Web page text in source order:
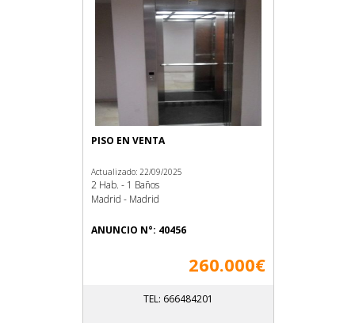
PISO EN VENTA
Actualizado: 22/09/2025
2 Hab. - 1 Baños
Madrid - Madrid
ANUNCIO N°: 40456
260.000€
TEL: 666484201